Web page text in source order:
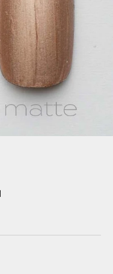
動する 1
動する 2